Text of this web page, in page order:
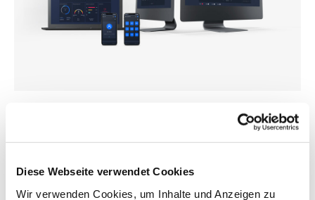
Diese Webseite verwendet Cookies
Wir verwenden Cookies, um Inhalte und Anzeigen zu
DVS Connect
DVS Connect ist der Zugang zu Ihren smarten Lösungen der